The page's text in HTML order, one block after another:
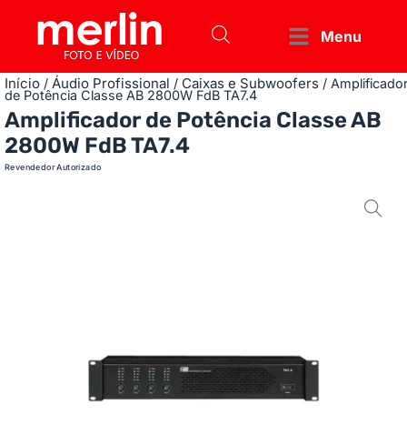
Menu
Início / Áudio Profissional / Caixas e Subwoofers / Amplificador
de Potência Classe AB 2800W FdB TA7.4
Amplificador de Potência Classe AB
2800W FdB TA7.4
Revendedor Autorizado